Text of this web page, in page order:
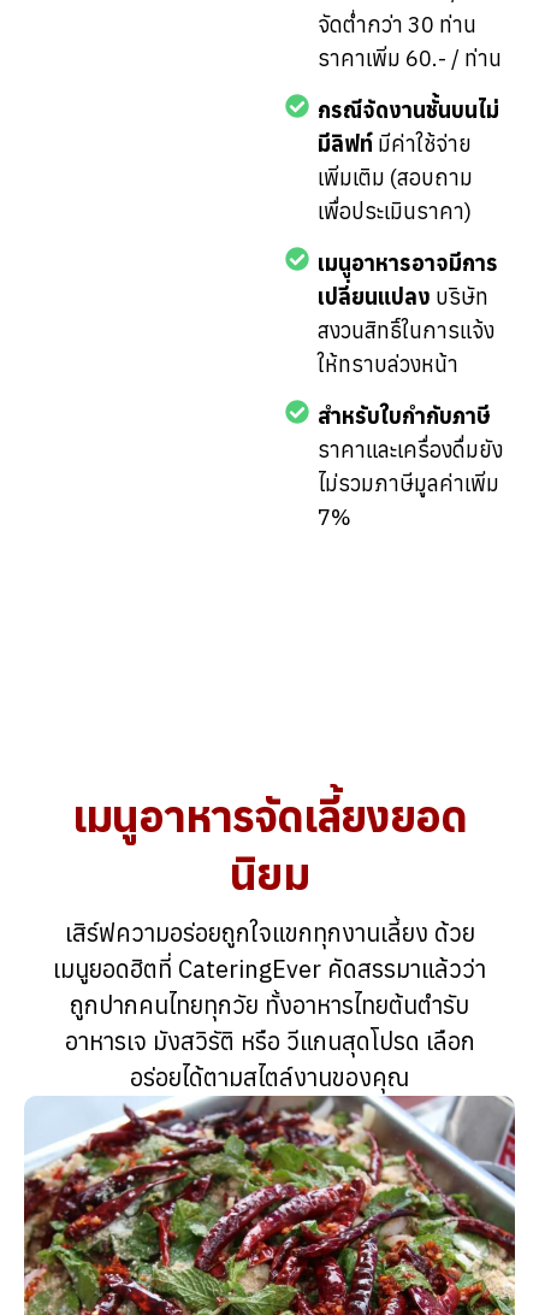
จัดต่ำกว่า 30 ท่าน
ราคาเพิ่ม 60.- / ท่าน
กรณีจัดงานชั้นบนไม่
มีลิฟท์ มีค่าใช้จ่าย
เพิ่มเติม (สอบถาม
เพื่อประเมินราคา)
เมนูอาหารอาจมีการ
เปลี่ยนแปลง บริษัท
สงวนสิทธิ์ในการแจ้ง
ให้ทราบล่วงหน้า
สำหรับใบกำกับภาษี
ราคาและเครื่องดื่มยัง
ไม่รวมภาษีมูลค่าเพิ่ม
7%
เมนูอาหารจัดเลี้ยงยอด
นิยม
เสิร์ฟความอร่อยถูกใจแขกทุกงานเลี้ยง ด้วย
เมนูยอดฮิตที่ CateringEver คัดสรรมาแล้วว่า
ถูกปากคนไทยทุกวัย ทั้งอาหารไทยต้นตำรับ
อาหารเจ มังสวิรัติ หรือ วีแกนสุดโปรด เลือก
อร่อยได้ตามสไตล์งานของคุณ